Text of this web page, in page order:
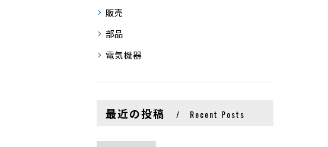
販売
部品
電気機器
最近の投稿 Recent Posts